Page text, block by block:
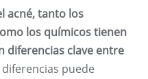
acné, tanto los
los químicos tienen
diferencias clave entre
puede